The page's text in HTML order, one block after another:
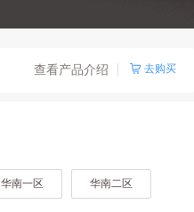
查看产品介绍 去购买
华南一区 华南二区